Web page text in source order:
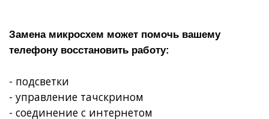
Замена микросхем может помочь вашему
телефону восстановить работу:
- подсветки
- управление тачскрином
- соединение с интернетом